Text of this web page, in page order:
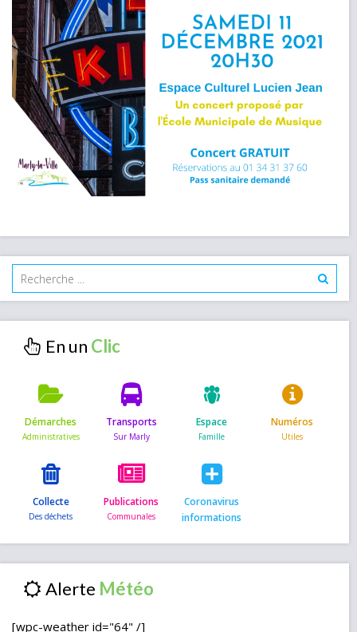
En un
Démarches Transports Espace Numéros
Collecte Publications
Coronavirus
informations
Alerte
[wpc-weather id="64" /]